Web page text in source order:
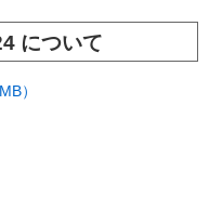
について
）